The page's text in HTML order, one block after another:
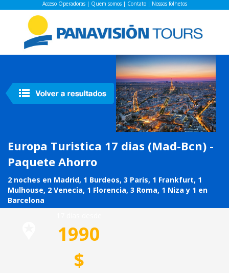
Acceso Operadoras| Quem somos| Contato| Nossos folhetos
Europa Turistica 17 dias (Mad-Bcn) -
Paquete Ahorro
2 noches en Madrid, 1 Burdeos, 3 Paris, 1 Frankfurt, 1
Mulhouse, 2 Venecia, 1 Florencia, 3 Roma, 1 Niza y 1 en
Barcelona
1990
$